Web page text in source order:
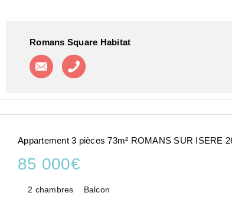
Romans Square Habitat
Contacter l'agence
Appartement 3 pièces 73m² ROMANS SUR ISERE
85 000€
2 chambres Balcon